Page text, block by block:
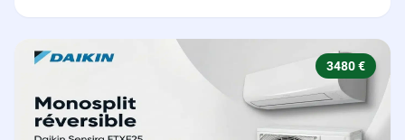
3480 €